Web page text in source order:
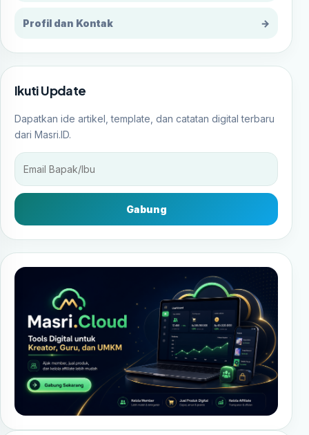
Profil dan Kontak →
Ikuti Update
Dapatkan ide artikel, template, dan catatan digital terbaru
dari Masri.ID.
Gabung